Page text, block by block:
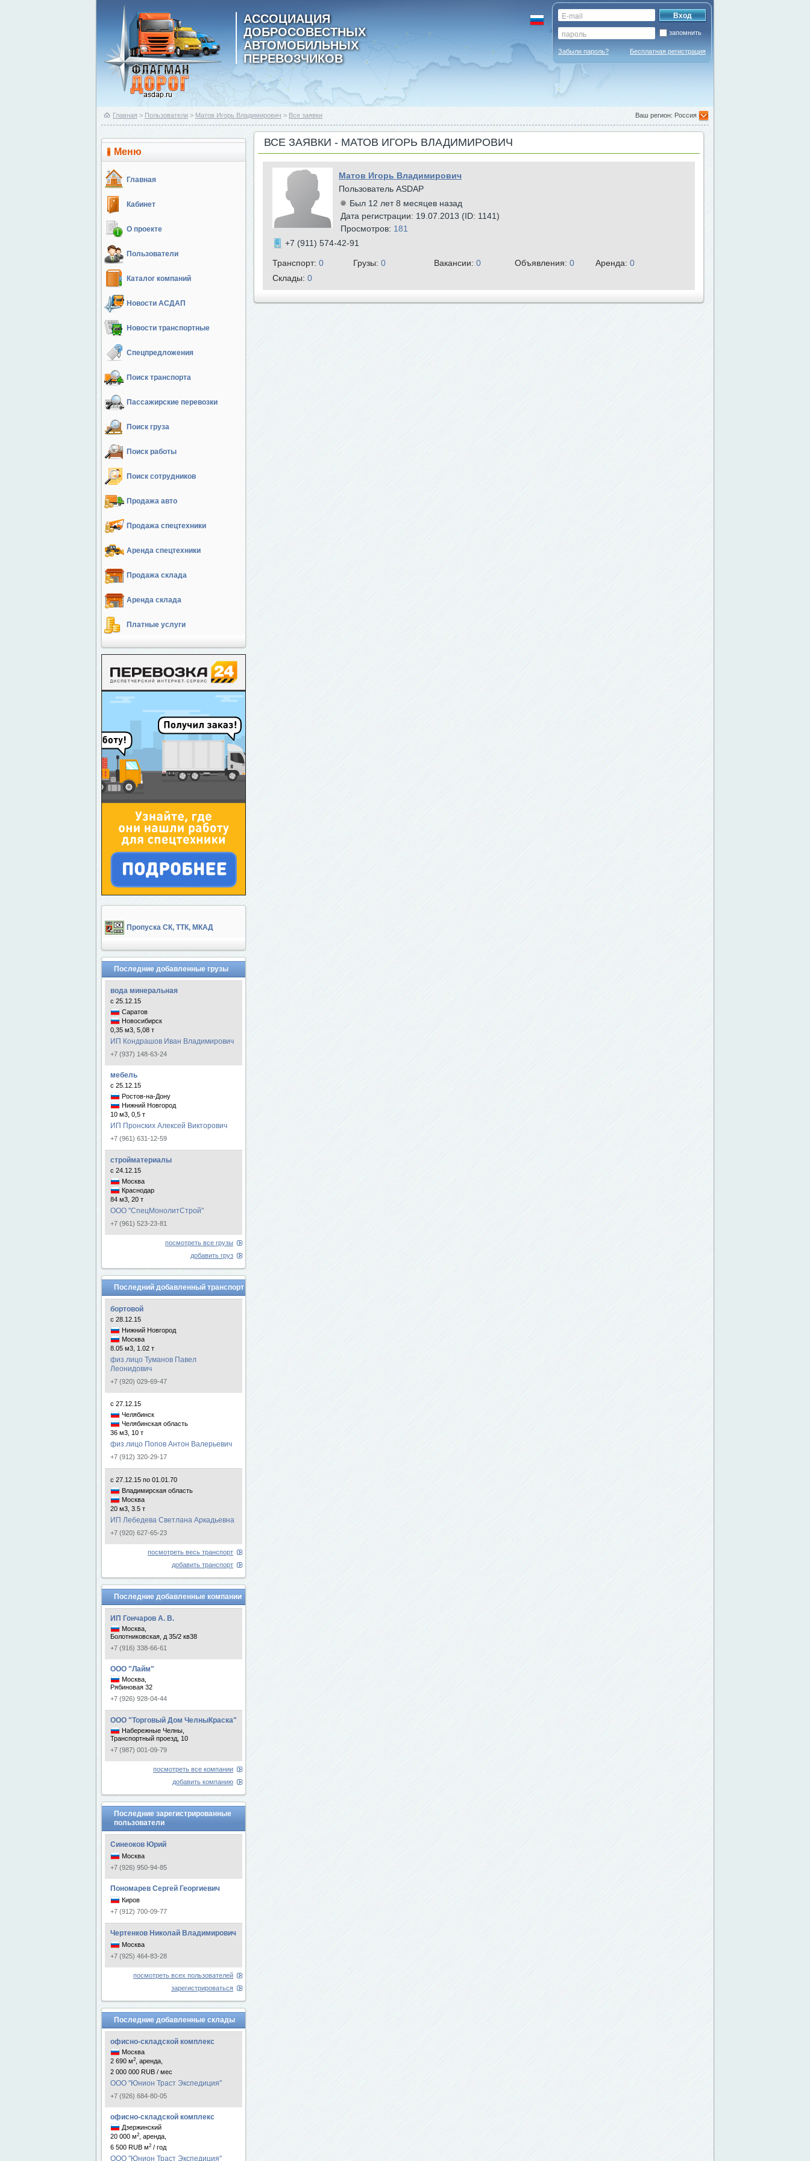
АССОЦИАЦИЯ
ДОБРОСОВЕСТНЫХ
АВТОМОБИЛЬНЫХ
ПЕРЕВОЗЧИКОВ
запомнить
Забыли пароль? Бесплатная регистрация
Главная > Пользователи > Матов Игорь Владимирович > Все заявки Ваш регион: Россия
Меню
Главная
Кабинет
О проекте
Пользователи
Каталог компаний
Новости АСДАП
Новости транспортные
Спецпредложения
Поиск транспорта
Пассажирские перевозки
Поиск груза
Поиск работы
Поиск сотрудников
Продажа авто
Продажа спецтехники
Аренда спецтехники
Продажа склада
Аренда склада
Платные услуги
Пропуска СК, ТТК, МКАД
Последние добавленные грузы
вода минеральная
с 25.12.15
Саратов
Новосибирск
0,35 м3, 5,08 т
ИП Кондрашов Иван Владимирович
+7 (937) 148-63-24
мебель
с 25.12.15
Ростов-на-Дону
Нижний Новгород
10 м3, 0,5 т
ИП Пронских Алексей Викторович
+7 (961) 631-12-59
стройматериалы
с 24.12.15
Москва
Краснодар
84 м3, 20 т
ООО "СпецМонолитСтрой"
+7 (961) 523-23-81
посмотреть все грузы
добавить груз
Последний добавленный транспорт
бортовой
с 28.12.15
Нижний Новгород
Москва
8.05 м3, 1.02 т
физ.лицо Туманов Павел
Леонидович
+7 (920) 029-69-47
с 27.12.15
Челябинск
Челябинская область
36 м3, 10 т
физ.лицо Попов Антон Валерьевич
+7 (912) 320-29-17
с 27.12.15 по 01.01.70
Владимирская область
Москва
20 м3, 3.5 т
ИП Лебедева Светлана Аркадьевна
+7 (920) 627-65-23
посмотреть весь транспорт
добавить транспорт
Последние добавленные компании
ИП Гончаров А. В.
Москва,
Болотниковская, д 35/2 кв38
+7 (916) 338-66-61
ООО "Лайм"
Москва,
Рябиновая 32
+7 (926) 928-04-44
ООО "Торговый Дом ЧелныКраска"
Набережные Челны,
Транспортный проезд, 10
+7 (987) 001-09-79
посмотреть все компании
добавить компанию
Последние зарегистрированные
пользователи
Синеоков Юрий
Москва
+7 (926) 950-94-85
Пономарев Сергей Георгиевич
Киров
+7 (912) 700-09-77
Чертенков Николай Владимирович
Москва
+7 (925) 464-83-28
посмотреть всех пользователей
зарегистрироваться
Последние добавленные склады
офисно-складской комплекс
Москва
2 690 м2
, аренда,
2 000 000 RUB / мес
ООО "Юнион Траст Экспедиция"
+7 (926) 684-80-05
офисно-складской комплекс
Дзержинский
20 000 м2
, аренда,
6 500 RUB м2 / год
ООО "Юнион Траст Экспедиция"
ВСЕ ЗАЯВКИ - МАТОВ ИГОРЬ ВЛАДИМИРОВИЧ
Матов Игорь Владимирович
Пользователь ASDAP
Был 12 лет 8 месяцев назад
Дата регистрации: 19.07.2013 (ID: 1141)
Просмотров: 181
+7 (911) 574-42-91
Транспорт: 0 Грузы: 0 Вакансии: 0 Объявления: 0 Аренда: 0
Склады: 0